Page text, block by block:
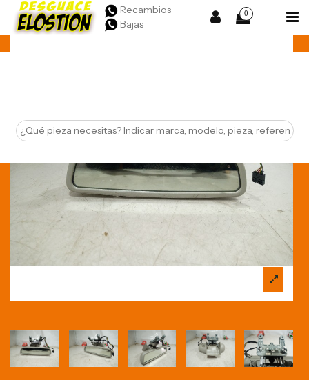
Recambios
Bajas
0